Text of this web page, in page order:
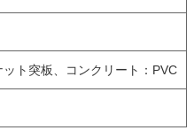
ト突板、コンクリート：PVC